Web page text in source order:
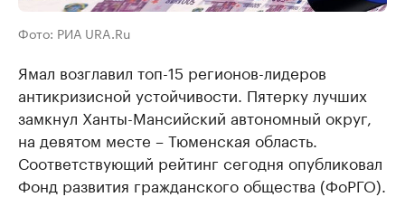
Фото: РИА URA.Ru
Ямал возглавил топ-15 регионов-лидеров
антикризисной устойчивости. Пятерку лучших
замкнул Ханты-Мансийский автономный округ,
на девятом месте – Тюменская область.
Соответствующий рейтинг сегодня опубликовал
Фонд развития гражданского общества (ФоРГО).